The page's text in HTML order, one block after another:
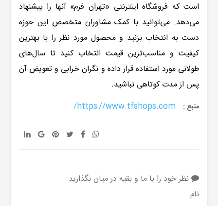
است که فروشگاه اینترنتی «تهران فرم» آنها را پیشنهاد
می‌دهد. می‌توانید با کمک مشاوران متخصص این حوزه
دست به انتخاب بزنید و محصول مورد نظر را با بهترین
کیفیت و مناسب‌ترین قیمت انتخاب کنید تا سال‌های
طولانی مورد استفاده قرار داده و نگران خرابی و تعویض آن
پس از مدت کوتاهی نباشید.
منبع : https://www.tfshops.com/
نظر خود را با ما و بقیه در میان بگذارید
نام